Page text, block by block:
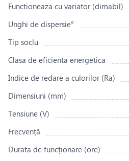
Functioneaza cu variator (dimabil)
Unghi de dispersie°
Tip soclu
Clasa de eficienta energetica
Indice de redare a culorilor (Ra)
Dimensiuni (mm)
Tensiune (V)
Frecvență
Durata de funcționare (ore)